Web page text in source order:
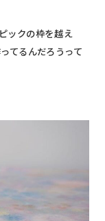
ックの枠を越え
てるんだろうって